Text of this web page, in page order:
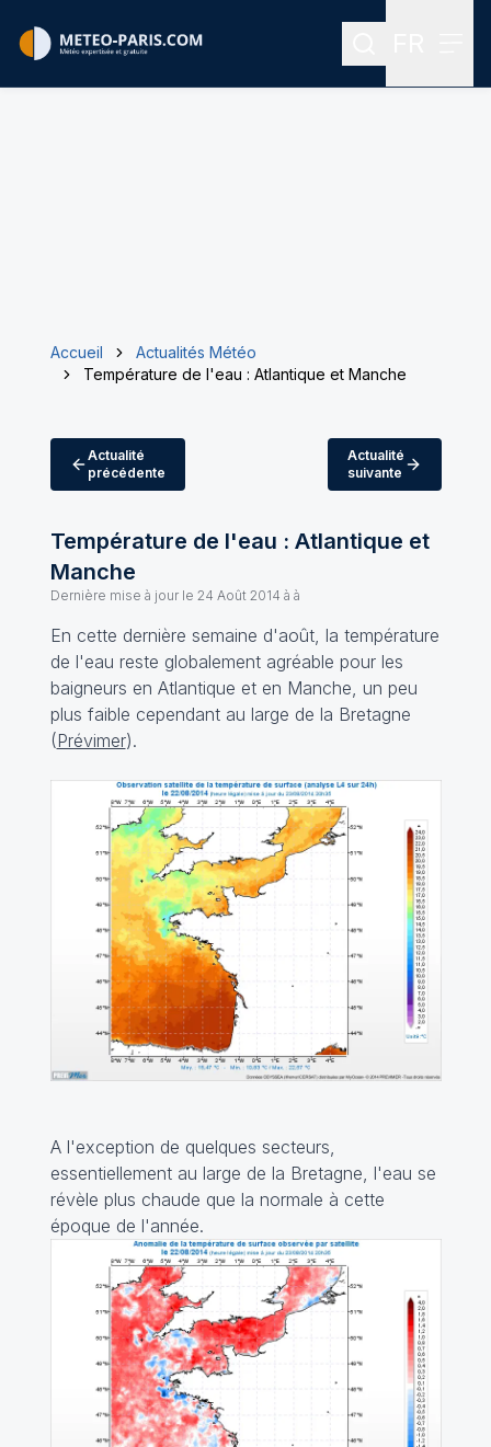
Rechercher
Accueil
Actualités Météo
Température de l'eau : Atlantique et Manche
Actualité
précédente
Actualité
suivante
Température de l'eau : Atlantique et
Manche
Dernière mise à jour le 24 Août 2014 à à
En cette dernière semaine d'août, la température
de l'eau reste globalement agréable pour les
baigneurs en Atlantique et en Manche, un peu
plus faible cependant au large de la Bretagne
(Prévimer).
A l'exception de quelques secteurs,
essentiellement au large de la Bretagne, l'eau se
révèle plus chaude que la normale à cette
époque de l'année.